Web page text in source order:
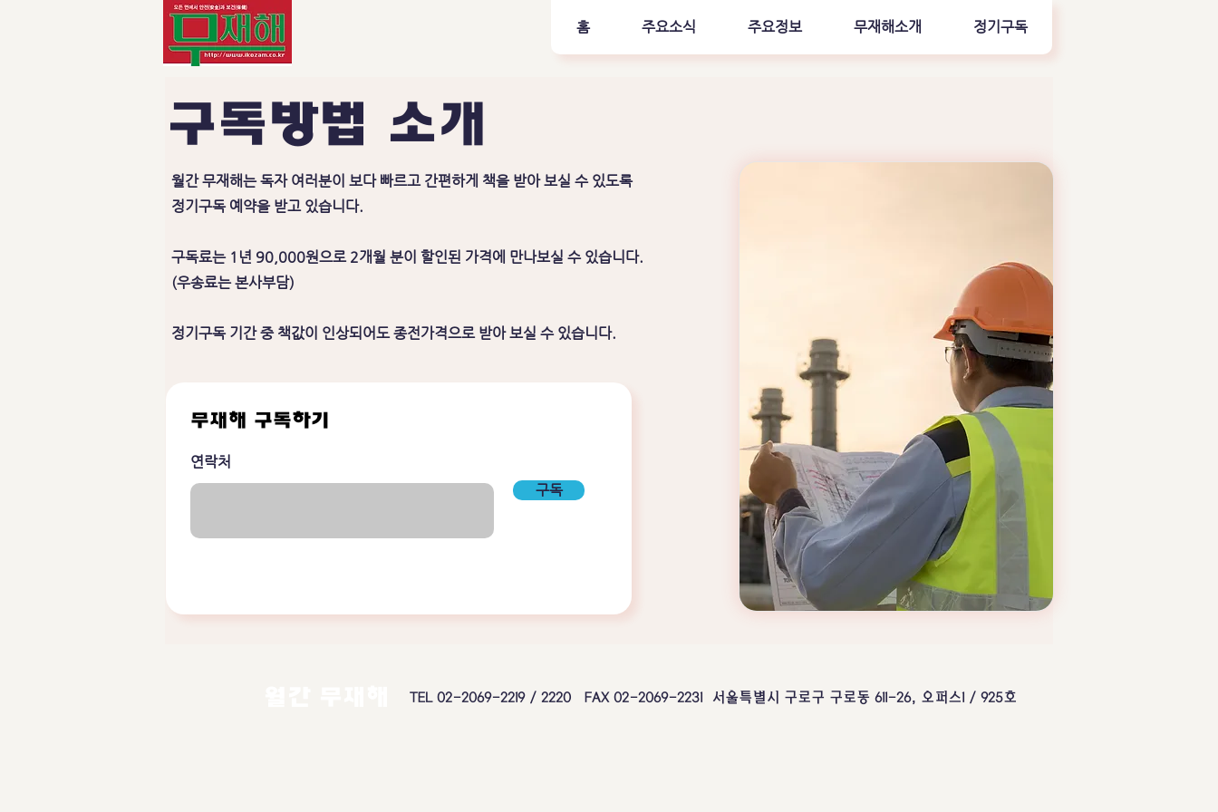
홈 주요소식 주요정보 무재해소개 정기구독
구독방법 소개
월간 무재해는 독자 여러분이 보다 빠르고 간편하게 책을 받아 보실 수 있도록
정기구독 예약을 받고 있습니다.
구독료는 1년 90,000원으로 2개월 분이 할인된 가격에 만나보실 수 있습니다.
(우송료는 본사부담)
정기구독 기간 중 책값이 인상되어도 종전가격으로 받아 보실 수 있습니다.
무재해 구독하기
연락처
구독
TEL 02-2069-2219 / 2220 FAX 02-2069-2231 서울특별시 구로구 구로동 611-26, 오퍼스1 / 925호 ​